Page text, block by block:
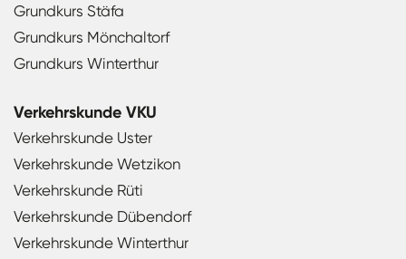
Grundkurs Stäfa
Grundkurs Mönchaltorf
Grundkurs Winterthur
Verkehrskunde VKU
Verkehrskunde Uster
Verkehrskunde Wetzikon
Verkehrskunde Rüti
Verkehrskunde Dübendorf
Verkehrskunde Winterthur